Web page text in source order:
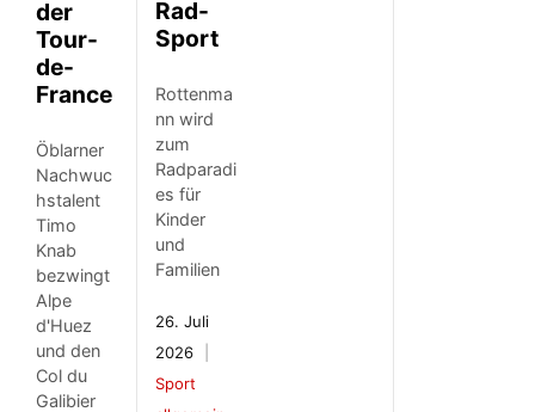
der
Tour-
de-
France
Öblarner
Nachwuc
hstalent
Timo
Knab
bezwingt
Alpe
d'Huez
und den
Col du
Galibier
Rad-
Sport
Rottenma
nn wird
zum
Radparadi
es für
Kinder
und
Familien
26. Juli
2026
Sport